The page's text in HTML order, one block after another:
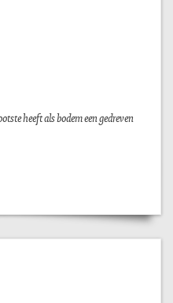
heeft als bodem een gedreven